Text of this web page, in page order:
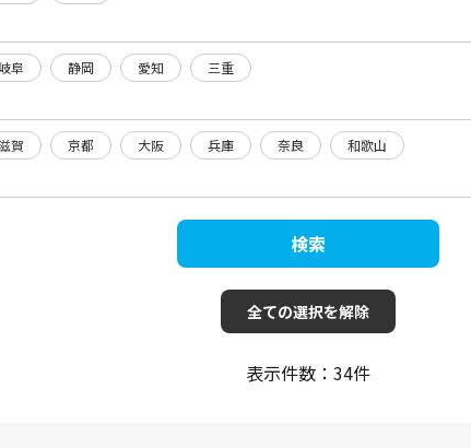
阜 静岡 愛知 三重
賀 京都 大阪 兵庫 奈良 和歌山
検索
全ての選択を解除
表示件数： 34件